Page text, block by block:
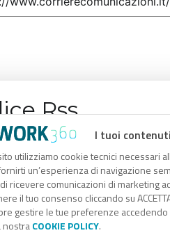
I tuoi
utilizziamo cookie tecnici necessari
un’esperienza di navigazione
ricevere comunicazioni di marketing
il tuo consenso cliccando su
gestire le tue preferenze accedendo
nostraCOOKIE POLICY.
Rss
pulsante per copiare il link RSS negli